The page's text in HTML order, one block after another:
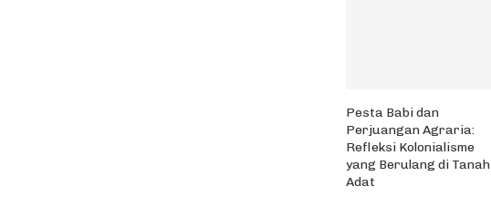
Pesta Babi dan
Perjuangan Agraria:
Refleksi Kolonialisme
yang Berulang di Tanah
Adat